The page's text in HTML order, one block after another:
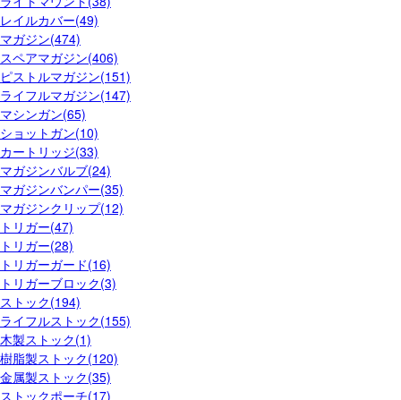
レイルカバー(49)
マガジン(474)
スペアマガジン(406)
ピストルマガジン(151)
ライフルマガジン(147)
マシンガン(65)
ショットガン(10)
カートリッジ(33)
マガジンバルブ(24)
マガジンバンパー(35)
マガジンクリップ(12)
トリガー(47)
トリガー(28)
トリガーガード(16)
トリガーブロック(3)
ストック(194)
ライフルストック(155)
木製ストック(1)
樹脂製ストック(120)
金属製ストック(35)
ストックポーチ(17)